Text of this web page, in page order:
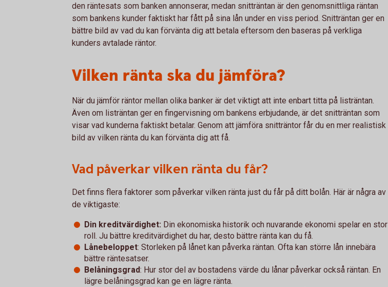
den räntesats som banken annonserar, medan snitträntan är den genomsnittliga räntan
som bankens kunder faktiskt har fått på sina lån under en viss period. Snitträntan ger en
bättre bild av vad du kan förvänta dig att betala eftersom den baseras på verkliga
kunders avtalade räntor.
Vilken ränta ska du jämföra?
När du jämför räntor mellan olika banker är det viktigt att inte enbart titta på listräntan.
Även om listräntan ger en fingervisning om bankens erbjudande, är det snitträntan som
visar vad kunderna faktiskt betalar. Genom att jämföra snitträntor får du en mer realistisk
bild av vilken ränta du kan förvänta dig att få.
Vad påverkar vilken ränta du får?
Det finns flera faktorer som påverkar vilken ränta just du får på ditt bolån. Här är några av
de viktigaste:
Din kreditvärdighet: Din ekonomiska historik och nuvarande ekonomi spelar en stor
roll. Ju bättre kreditvärdighet du har, desto bättre ränta kan du få.
Lånebeloppet: Storleken på lånet kan påverka räntan. Ofta kan större lån innebära
bättre räntesatser.
Belåningsgrad: Hur stor del av bostadens värde du lånar påverkar också räntan. En
lägre belåningsgrad kan ge en lägre ränta.